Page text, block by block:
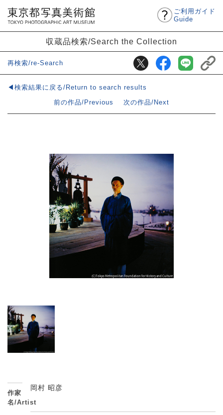
ご利用ガイド
Guide
収蔵品検索/Search the Collection
再検索/re-Search
◀検索結果に戻る/Return to search results
前の作品/Previous
次の作品/Next
作家
名/Artist
岡村 昭彦